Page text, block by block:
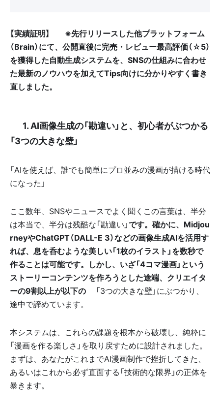
【実績証明】
※先行リリースした他プラットフォーム
（Brain）にて、公開直後に完売・レビュー最高評価（☆5）
を獲得した自動生成システムを、SNSの仕組みに合わせ
た最新のノウハウを加えてTips向けに分かりやすく書き
直しました。
🛑 1. AI画像生成の「勘違い」と、初心者がぶつかる
「3つの大きな壁」
「AIを使えば、誰でも簡単にプロ並みの漫画が描ける時代
になった」
ここ数年、SNSやニュースでよく聞くこの言葉は、半分
は本当で、半分は残酷な「勘違い」です。確かに、Midjou
rneyやChatGPT（DALL-E 3）などの画像生成AIを活用す
れば、息を呑むような美しい「1枚のイラスト」を数秒で
作ることは可能です。しかし、いざ「4コマ漫画」という
ストーリーコンテンツを作ろうとした途端、クリエイタ
ーの9割以上が以下の🧱
「3つの大きな壁」にぶつかり、
途中で諦めています。
本システムは、これらの課題を根本から破壊し、純粋に
「漫画を作る楽しさ」を取り戻すために設計されました。
まずは、あなたがこれまでAI漫画制作で挫折してきた、
あるいはこれから必ず直面する「技術的な限界」の正体を
暴きます。